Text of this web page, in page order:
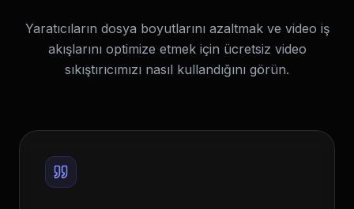
Yaratıcıların dosya boyutlarını azaltmak ve video iş
akışlarını optimize etmek için ücretsiz video
sıkıştırıcımızı nasıl kullandığını görün.